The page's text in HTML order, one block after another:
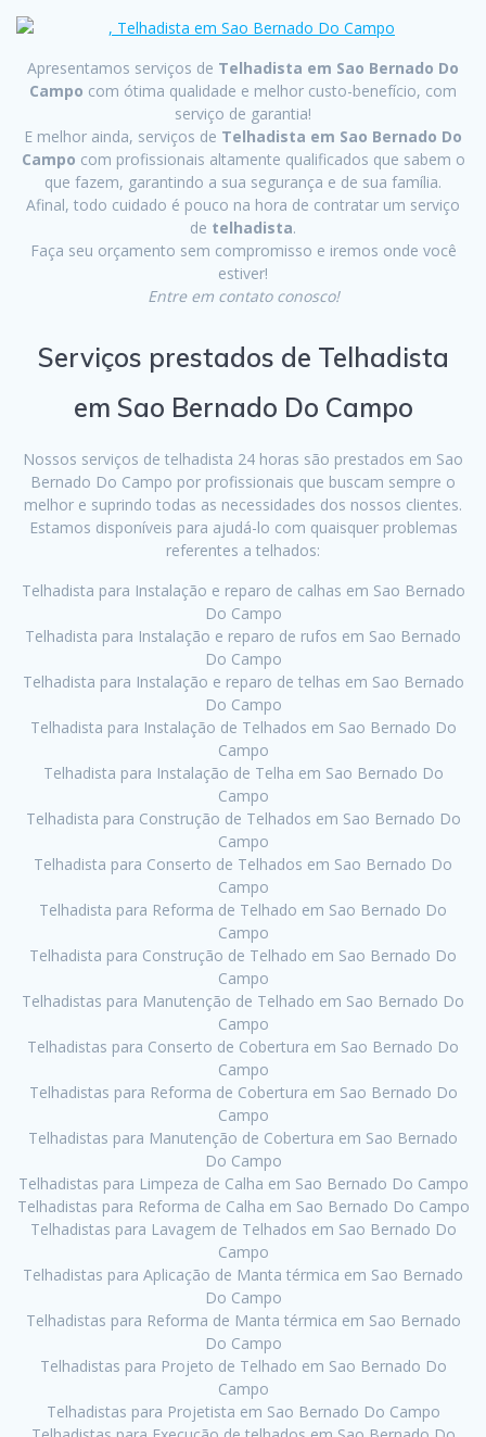
Apresentamos serviços de Telhadista em Sao Bernado Do
Campo com ótima qualidade e melhor custo-benefício, com
serviço de garantia!
E melhor ainda, serviços de Telhadista em Sao Bernado Do
Campo com profissionais altamente qualificados que sabem o
que fazem, garantindo a sua segurança e de sua família.
Afinal, todo cuidado é pouco na hora de contratar um serviço
de telhadista.
Faça seu orçamento sem compromisso e iremos onde você
estiver!
Entre em contato conosco!
Serviços prestados de Telhadista
em Sao Bernado Do Campo
Nossos serviços de telhadista 24 horas são prestados em Sao
Bernado Do Campo por profissionais que buscam sempre o
melhor e suprindo todas as necessidades dos nossos clientes.
Estamos disponíveis para ajudá-lo com quaisquer problemas
referentes a telhados:
Telhadista para Instalação e reparo de calhas em Sao Bernado
Do Campo
Telhadista para Instalação e reparo de rufos em Sao Bernado
Do Campo
Telhadista para Instalação e reparo de telhas em Sao Bernado
Do Campo
Telhadista para Instalação de Telhados em Sao Bernado Do
Campo
Telhadista para Instalação de Telha em Sao Bernado Do
Campo
Telhadista para Construção de Telhados em Sao Bernado Do
Campo
Telhadista para Conserto de Telhados em Sao Bernado Do
Campo
Telhadista para Reforma de Telhado em Sao Bernado Do
Campo
Telhadista para Construção de Telhado em Sao Bernado Do
Campo
Telhadistas para Manutenção de Telhado em Sao Bernado Do
Campo
Telhadistas para Conserto de Cobertura em Sao Bernado Do
Campo
Telhadistas para Reforma de Cobertura em Sao Bernado Do
Campo
Telhadistas para Manutenção de Cobertura em Sao Bernado
Do Campo
Telhadistas para Limpeza de Calha em Sao Bernado Do Campo
Telhadistas para Reforma de Calha em Sao Bernado Do Campo
Telhadistas para Lavagem de Telhados em Sao Bernado Do
Campo
Telhadistas para Aplicação de Manta térmica em Sao Bernado
Do Campo
Telhadistas para Reforma de Manta térmica em Sao Bernado
Do Campo
Telhadistas para Projeto de Telhado em Sao Bernado Do
Campo
Telhadistas para Projetista em Sao Bernado Do Campo